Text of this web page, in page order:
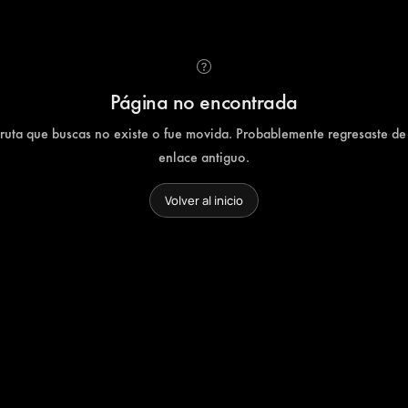
Página no encontrada
que buscas no existe o fue movida. Probablemente regresaste
enlace antiguo.
Volver al inicio